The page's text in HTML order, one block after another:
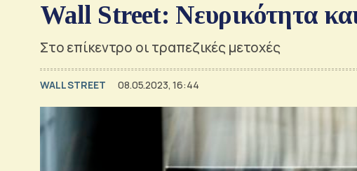
Wall Street: Νευρικότητα
Στο επίκεντρο οι τραπεζικές μετοχές
WALL STREET 08.05.2023, 16:44